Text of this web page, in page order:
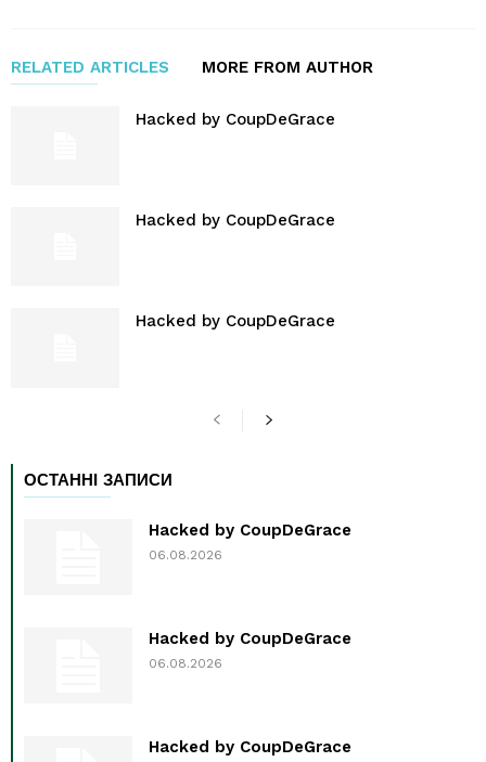
RELATED ARTICLES MORE FROM AUTHOR
Hacked by CoupDeGrace
Hacked by CoupDeGrace
Hacked by CoupDeGrace
ОСТАННІ ЗАПИСИ
Hacked by CoupDeGrace
06.08.2026
Hacked by CoupDeGrace
06.08.2026
Hacked by CoupDeGrace